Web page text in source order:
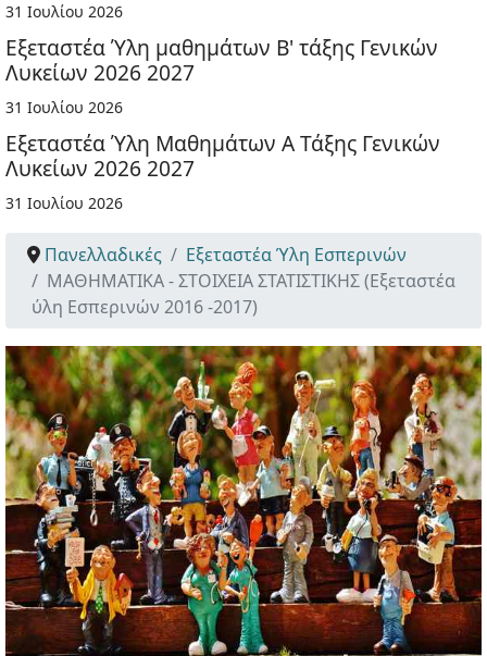
31 Ιουλίου 2026
Εξεταστέα Ύλη μαθημάτων Β' τάξης Γενικών
Λυκείων 2026 2027
31 Ιουλίου 2026
Εξεταστέα Ύλη Μαθημάτων Α Τάξης Γενικών
Λυκείων 2026 2027
31 Ιουλίου 2026
Πανελλαδικές
Εξεταστέα Ύλη Εσπερινών
ΜΑΘΗΜΑΤΙΚΑ - ΣΤΟΙΧΕΙΑ ΣΤΑΤΙΣΤΙΚΗΣ (Εξεταστέα
ύλη Εσπερινών 2016 -2017)